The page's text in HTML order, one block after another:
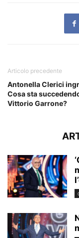
Articolo precedente
Antonella Clerici
Cosa sta
Vittorio Garrone?